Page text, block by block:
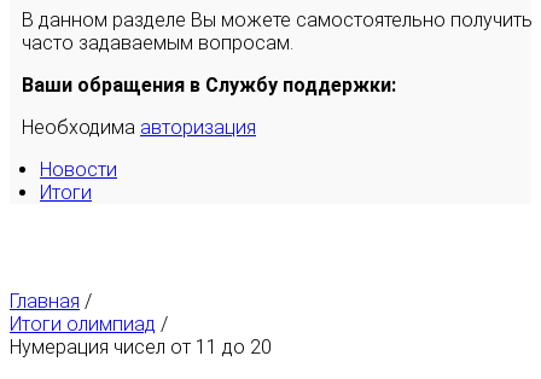
В данном разделе Вы можете самостоятельно
часто задаваемым вопросам.
Ваши обращения в Службу поддержки:
Необходима авторизация
Новости
Итоги
Главная /
Итоги олимпиад /
Нумерация чисел от 11 до 20